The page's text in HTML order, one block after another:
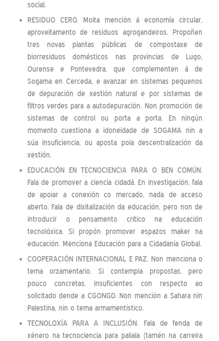
social.
RESIDUO CERO. Moita mención á economía circular,
aproveitamento de residuos agrogandeiros. Propoñen
tres novas plantas públicas de compostaxe de
biorresiduos domésticos nas provincias de Lugo,
Ourense e Pontevedra, que complementen á de
Sogama en Cerceda, e avanzar en sistemas pequenos
de depuración de xestión natural e por sistemas de
filtros verdes para a autodepuración. Non promoción de
sistemas de control ou porta a porta. En ningún
momento cuestiona a idoneidade de SOGAMA nin a
súa insuficiencia, ou aposta pola descentralización da
xestión.
EDUCACIÓN EN TECNOCIENCIA PARA O BEN COMÚN.
Fala de promover a ciencia cidadá. En investigación, fala
de apoiar a conexión co mercado, nada de acceso
aberto. Fala de dixitalización da educación, pero non de
introducir o pensamento crítico na educación
tecnolóxica. Si propón promover espazos maker na
educación. Menciona Educación para a Cidadanía Global.
COOPERACIÓN INTERNACIONAL E PAZ. Non menciona o
tema orzamentario. Si contempla propostas, pero
pouco concretas, insuficientes con respecto ao
solicitado dende a CGONGD. Non mención a Sahara nin
Palestina, nin o tema armamentístico.
TECNOLOXÍA PARA A INCLUSIÓN. Fala de fenda de
xénero na tecnociencia para paliala (tamén na carreira